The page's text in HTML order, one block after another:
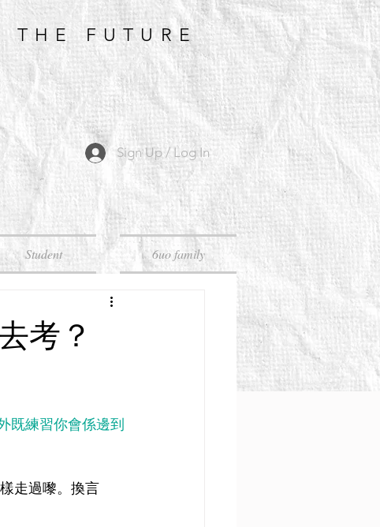
FUTURE
Sign Up / Log In
Student 6uo family
考？
既練習你會係邊到
走過嚟。換言